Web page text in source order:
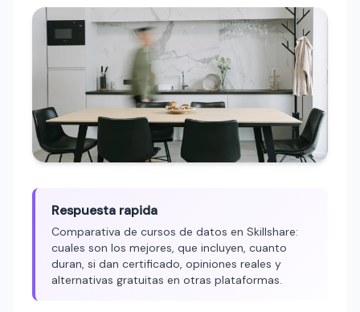
Respuesta rapida
Comparativa de cursos de datos en Skillshare:
cuales son los mejores, que incluyen, cuanto
duran, si dan certificado, opiniones reales y
alternativas gratuitas en otras plataformas.